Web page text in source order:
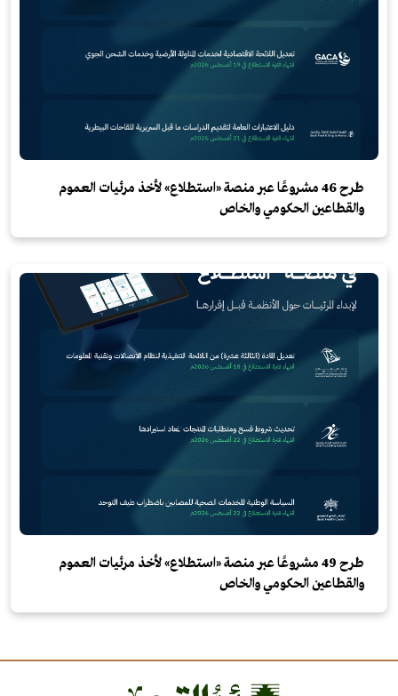
طرح 46 مشروعًا عبر منصة «استطلاع» لأخذ مرئيات العموم
والقطاعين الحكومي والخاص
طرح 49 مشروعًا عبر منصة «استطلاع» لأخذ مرئيات العموم
والقطاعين الحكومي والخاص